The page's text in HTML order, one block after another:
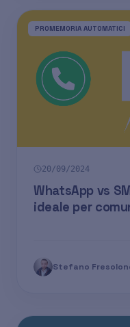
PROMEMORIA AUTOMATICI
20/09/2024
WhatsApp vs
ideale per
Stefano